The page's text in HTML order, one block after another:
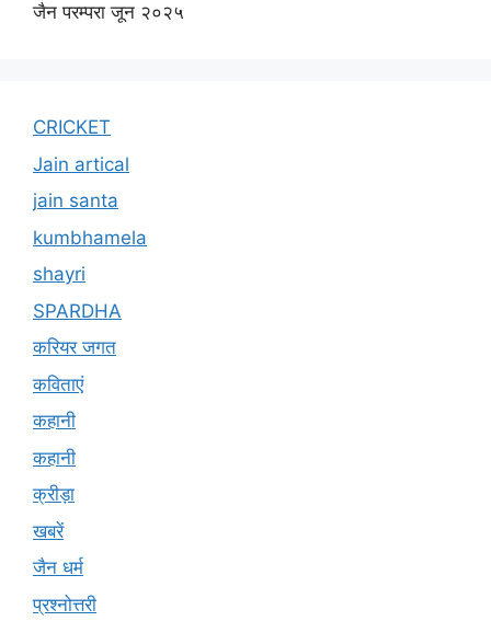
जैन परम्परा जून २०२५
CRICKET
Jain artical
jain santa
kumbhamela
shayri
SPARDHA
करियर जगत
कविताएं
कहानी
कहानी
क्रीड़ा
खबरें
जैन धर्म
प्रश्नोत्तरी